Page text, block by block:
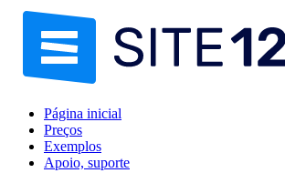
Página inicial
Preços
Exemplos
Apoio, suporte